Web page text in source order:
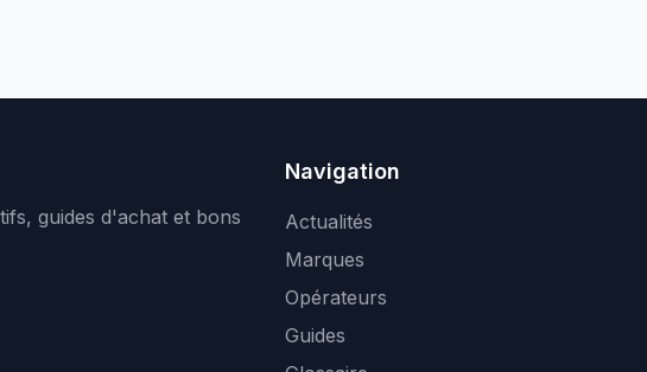
guides d'achat et bons
Navigation
Actualités
Marques
Opérateurs
Guides